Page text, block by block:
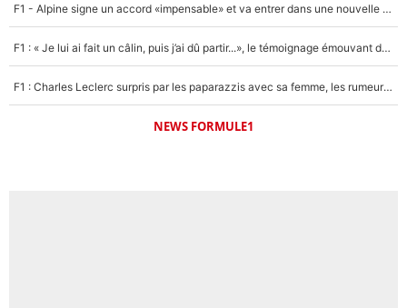
F1 - Alpine signe un accord «impensable» et va entrer dans une nouvelle dimension : Grande nouvelle pour Pierre Gasly !
F1 : « Je lui ai fait un câlin, puis j’ai dû partir...», le témoignage émouvant de Max Verstappen sur sa fille
F1 : Charles Leclerc surpris par les paparazzis avec sa femme, les rumeurs étaient vraies !
NEWS FORMULE1